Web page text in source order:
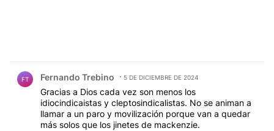
FT Fernando Trebino 5 DE DICIEMBRE DE 2024
Gracias a Dios cada vez son menos los
idiocindicaistas y cleptosindicalistas. No se animan a
llamar a un paro y movilización porque van a quedar
más solos que los jinetes de mackenzie.